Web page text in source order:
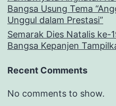
Bangsa Usung Tema
Unggul dalam Prestasi”
Semarak Dies Natalis ke-
Bangsa Kepanjen
Recent Comments
No comments to show.